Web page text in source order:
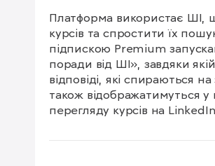
Платформа використає ШІ,
курсів та спростити їх
підпискою Premium
поради від ШІ», завдяки
відповіді, які спираються
також відображатимуться у
перегляду курсів на